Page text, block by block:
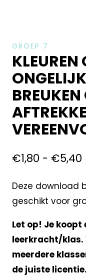
GROEP 7
KLEUREN
€1,80 - €5,40
Deze download
geschikt voor
Let op! Je koopt
leerkracht/klas.
meerdere
de juiste licentie.